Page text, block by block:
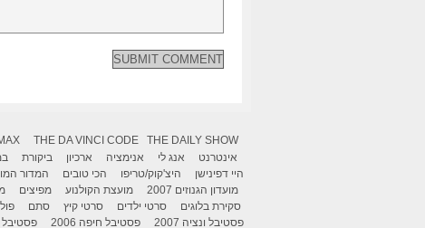
THE DA VINCI CODE THE DAILY SHOW
אינטרנט
אנג לי אנימציה ארכיון ביקורת
היי דפינישן
היצ'קוק/טריפו הכי טובים המדור
מועדון הגנוזים 2007
מועצת הקולנוע מפיצים
סקירת בלוגים
סרטי ילדים סרטי קיץ סתם
פסטיבל ונציה 2007
פסטיבל חיפה 2006 פסטיבל